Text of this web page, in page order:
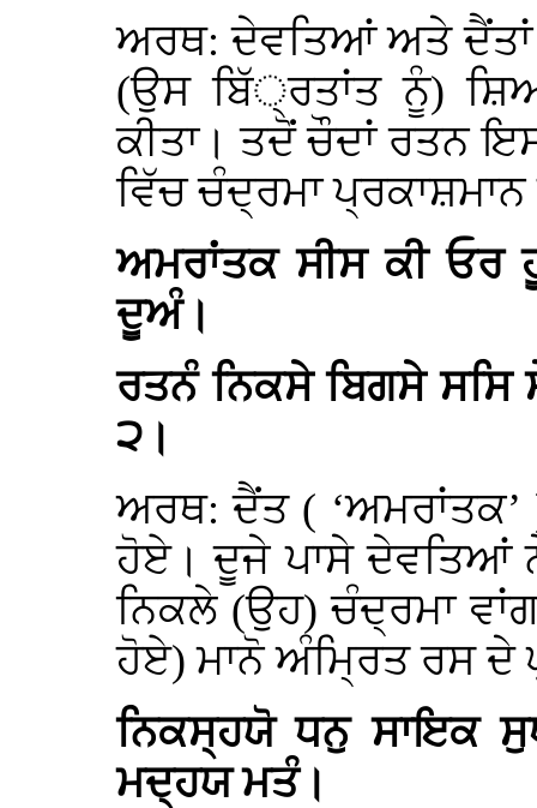
ਅਰਥ: ਦੇਵਤਿਆਂ ਅਤੇ
(ਉਸ ਬਿੱ੍ਰਤਾਂਤ ਨੂੰ)
ਕੀਤਾ। ਤਦੋਂ ਚੌਦਾਂ ਰਤਨ
ਵਿੱਚ ਚੰਦ੍ਰਮਾ
ਅਮਰਾਂਤਕ ਸੀਸ ਕੀ ਓਰ
ਦੂਅੰ।
ਰਤਨੰ ਨਿਕਸੇ ਬਿਗਸੇ
੨।
ਅਰਥ: ਦੈਂਤ ( ‘ਅਮਰਾਂਤਕ’
ਹੋਏ। ਦੂਜੇ ਪਾਸੇ ਦੇਵਤਿਆਂ
ਨਿਕਲੇ (ਉਹ) ਚੰਦ੍ਰਮਾ
ਹੋਏ) ਮਾਨੋ ਅੰਮ੍ਰਿਤ ਰਸ ਦੇ
ਨਿਕਸ੍ਹਯੋ ਧਨੁ ਸਾਇਕ
ਮਦ੍ਹਯ ਮਤੰ।